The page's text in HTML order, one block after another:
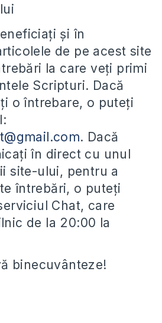
și în
de pe acest site
la care veți primi
Scripturi. Dacă
o întrebare, o puteți
. Dacă
în direct cu unul
site-ului, pentru a
întrebări, o puteți
Chat, care
de la 20:00 la
binecuvânteze!